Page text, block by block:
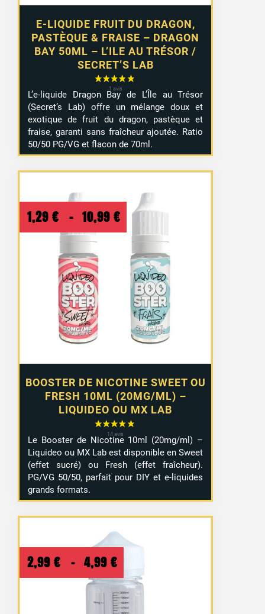
E-LIQUIDE FRUIT DU DRAGON,
PASTÈQUE & FRAISE – DRAGON
BAY 50ML – L’ILE AU TRÉSOR /
SECRET’S LAB
L’e-liquide Dragon Bay de L’Île au Trésor
(Secret’s Lab) offre un mélange doux et
exotique de fruit du dragon, pastèque et
fraise, garanti sans fraîcheur ajoutée. Ratio
50/50 PG/VG et flacon de 70ml.
BOOSTER DE NICOTINE SWEET OU
FRESH 10ML (20MG/ML) –
LIQUIDEO OU MX LAB
1,29 € – 10,99 €
Plage
de
prix :
1,29 €
10,99 €
Le Booster de Nicotine 10ml (20mg/ml) –
Liquideo ou MX Lab est disponible en Sweet
(effet sucré) ou Fresh (effet fraîcheur).
PG/VG 50/50, parfait pour DIY et e-liquides
grands formats.
2,99 € – 4,99 €
de
prix :